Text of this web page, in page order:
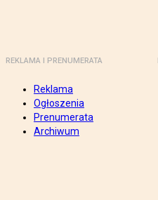
REKLAMA I PRENUMERATA
Reklama
Ogłoszenia
Prenumerata
Archiwum